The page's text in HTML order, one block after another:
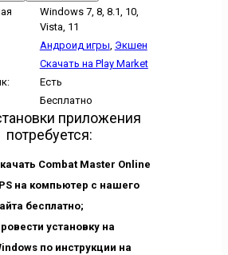
Windows 7, 8, 8.1, 10,
Vista, 11
Андроид игры, Экшен
Скачать на Play Market
Есть
Бесплатно
приложения
потребуется:
Combat Master Online
на компьютер с нашего
бесплатно;
установку на
по инструкции на